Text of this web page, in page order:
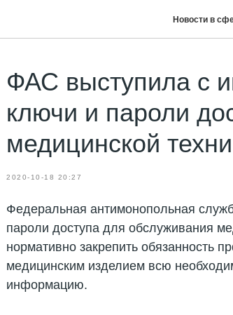
Новости в
ФАС выступила с
ключи и пароли
медицинской
2020-10-18 20:27
Федеральная антимонопольная
пароли доступа для обслуживания
нормативно закрепить обязанность
медицинским изделием всю
информацию.